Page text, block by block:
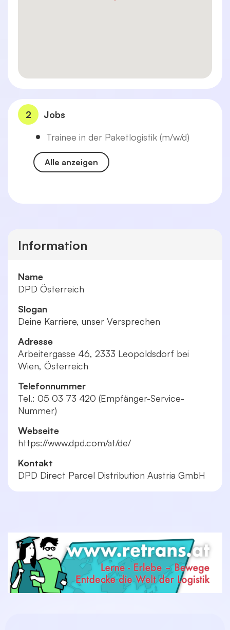
2
Jobs
Trainee in der Paketlogistik (m/w/d)
Alle anzeigen
Information
Name
DPD Österreich
Slogan
Deine Karriere, unser Versprechen
Adresse
Arbeitergasse 46, 2333 Leopoldsdorf bei
Wien, Österreich
Telefonnummer
Tel.: 05 03 73 420 (Empfänger-Service-
Nummer)
Webseite
https://www.dpd.com/at/de/
Kontakt
DPD Direct Parcel Distribution Austria GmbH